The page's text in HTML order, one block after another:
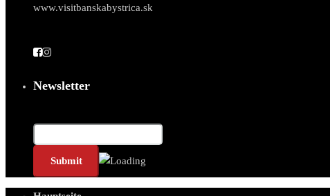
www.visitbanskabystrica.sk
Newsletter